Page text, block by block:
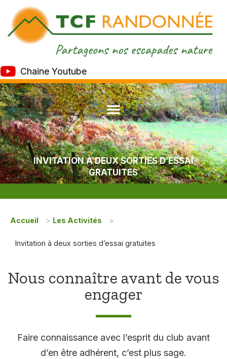
Chaine Youtube
INVITATION À DEUX SORTIES D’ESSAI
GRATUITES
Accueil > Les Activités >
Invitation à deux sorties d’essai gratuites
Nous connaître avant de vous
engager
Faire connaissance avec l’esprit du club avant
d’en être adhérent, c’est plus sage.